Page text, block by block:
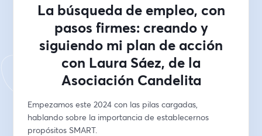
La búsqueda de empleo, con
pasos firmes: creando y
siguiendo mi plan de acción
con Laura Sáez, de la
Asociación Candelita
Empezamos este 2024 con las pilas cargadas,
hablando sobre la importancia de establecernos
propósitos SMART.